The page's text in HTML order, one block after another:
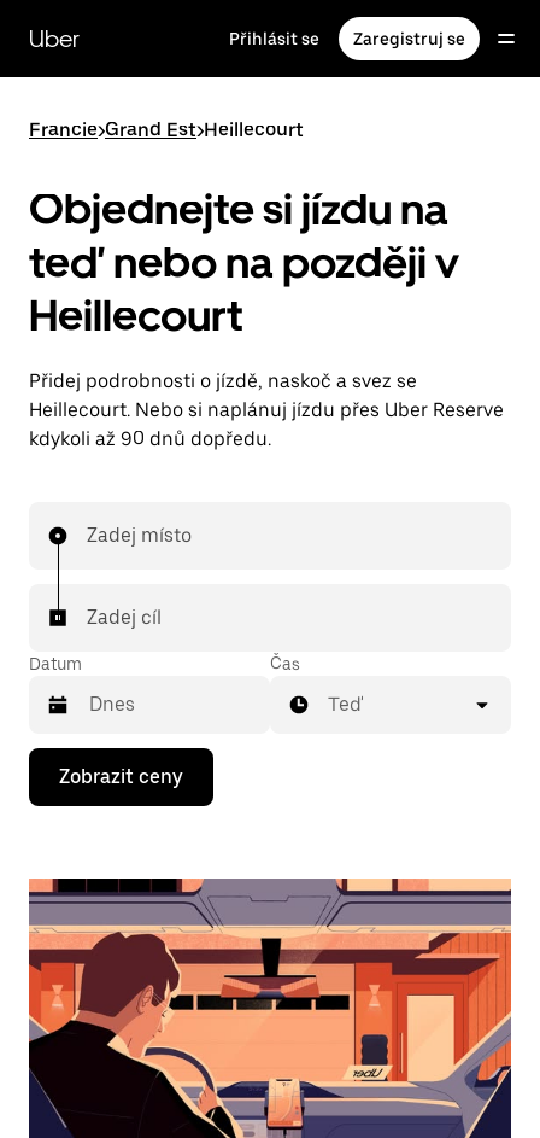
hlavní
obsah
Uber Přihlásit se Zaregistruj se
Francie>Grand Est>Heillecourt
Objednejte si jízdu na
teď nebo na později v
Heillecourt
Přidej podrobnosti o jízdě, naskoč a svez se
Heillecourt. Nebo si naplánuj jízdu přes Uber Reserve
kdykoli až 90 dnů dopředu.
Zadej místo
Zadej cíl
Datum
Stisknutím
klávesy
se
kalendář
vybrat
datum.
Stisknutím
klávesy
Esc
zavřeš
kalendář.
Čas
Teď
Zobrazit ceny